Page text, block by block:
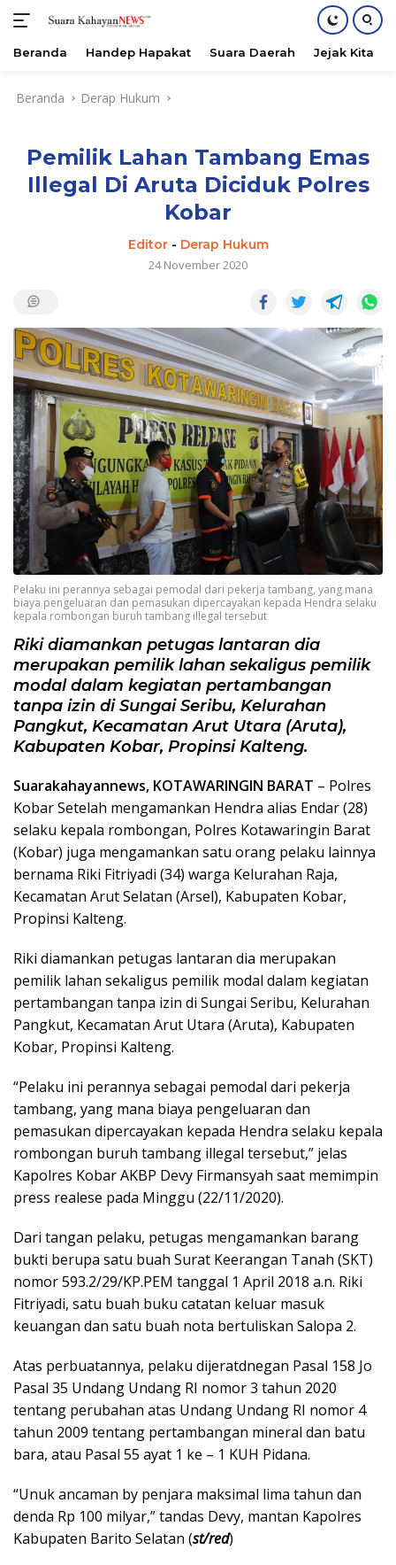
Beranda Handep Hapakat Suara Daerah Jejak Kita
Beranda Derap Hukum
Pemilik Lahan Tambang Emas
Illegal Di Aruta Diciduk Polres
Kobar
Editor- Derap Hukum
24 November 2020
Pelaku ini perannya sebagai pemodal dari pekerja tambang, yang mana
biaya pengeluaran dan pemasukan dipercayakan kepada Hendra selaku
kepala rombongan buruh tambang illegal tersebut
Riki diamankan petugas lantaran dia
merupakan pemilik lahan sekaligus pemilik
modal dalam kegiatan pertambangan
tanpa izin di Sungai Seribu, Kelurahan
Pangkut, Kecamatan Arut Utara (Aruta),
Kabupaten Kobar, Propinsi Kalteng.
Suarakahayannews, KOTAWARINGIN BARAT – Polres
Kobar Setelah mengamankan Hendra alias Endar (28)
selaku kepala rombongan, Polres Kotawaringin Barat
(Kobar) juga mengamankan satu orang pelaku lainnya
bernama Riki Fitriyadi (34) warga Kelurahan Raja,
Kecamatan Arut Selatan (Arsel), Kabupaten Kobar,
Propinsi Kalteng.
Riki diamankan petugas lantaran dia merupakan
pemilik lahan sekaligus pemilik modal dalam kegiatan
pertambangan tanpa izin di Sungai Seribu, Kelurahan
Pangkut, Kecamatan Arut Utara (Aruta), Kabupaten
Kobar, Propinsi Kalteng.
“Pelaku ini perannya sebagai pemodal dari pekerja
tambang, yang mana biaya pengeluaran dan
pemasukan dipercayakan kepada Hendra selaku kepala
rombongan buruh tambang illegal tersebut,” jelas
Kapolres Kobar AKBP Devy Firmansyah saat memimpin
press realese pada Minggu (22/11/2020).
Dari tangan pelaku, petugas mengamankan barang
bukti berupa satu buah Surat Keerangan Tanah (SKT)
nomor 593.2/29/KP.PEM tanggal 1 April 2018 a.n. Riki
Fitriyadi, satu buah buku catatan keluar masuk
keuangan dan satu buah nota bertuliskan Salopa 2.
Atas perbuatannya, pelaku dijeratdnegan Pasal 158 Jo
Pasal 35 Undang Undang RI nomor 3 tahun 2020
tentang perubahan atas Undang Undang RI nomor 4
tahun 2009 tentang pertambangan mineral dan batu
bara, atau Pasal 55 ayat 1 ke – 1 KUH Pidana.
“Unuk ancaman by penjara maksimal lima tahun dan
denda Rp 100 milyar,” tandas Devy, mantan Kapolres
Kabupaten Barito Selatan (st/red)